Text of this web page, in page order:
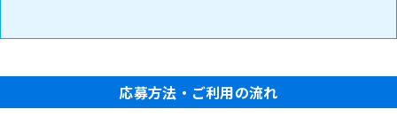
応募方法・ご利用の流れ